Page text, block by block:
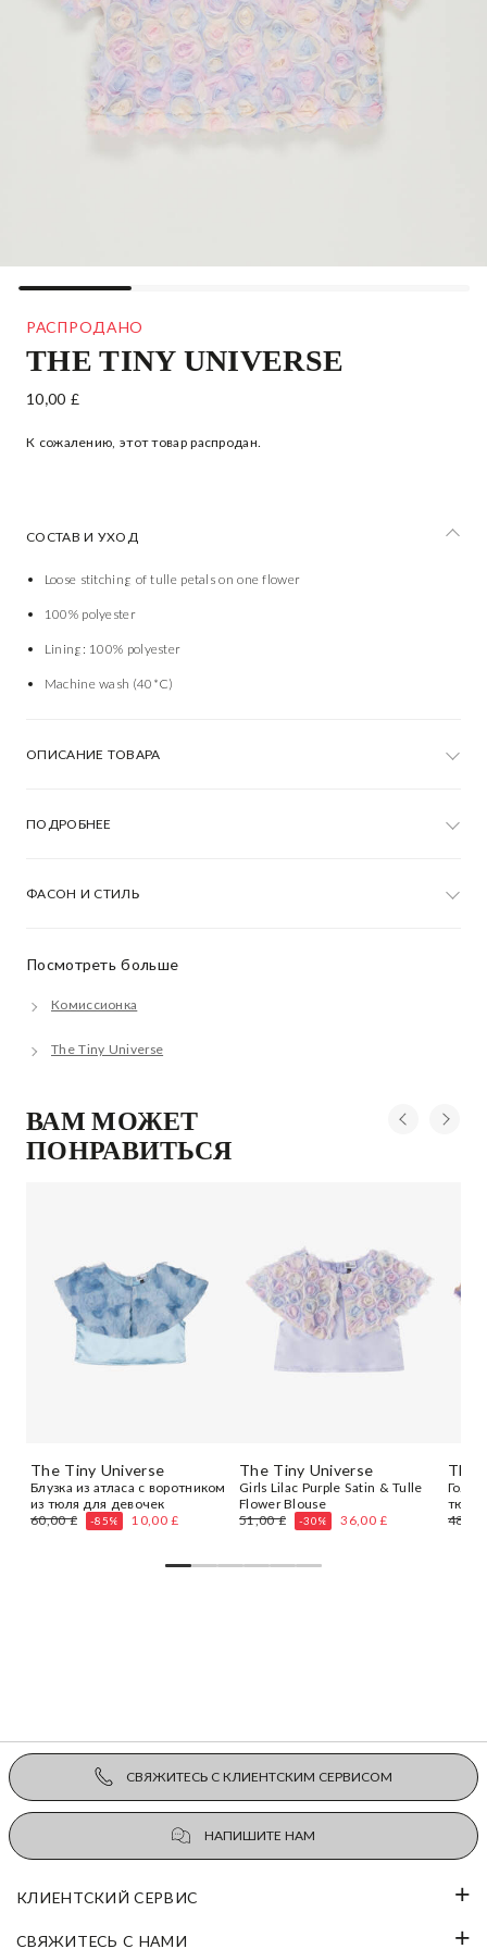
РАСПРОДАНО
THE TINY UNIVERSE
PRELOVED GIRLS PASTEL BLUE TULLE FLOWER BLOUSE
10,00 £
К сожалению, этот товар распродан.
Посмотреть больше
Комиссионка
The Tiny Universe
СОСТАВ И УХОД
Loose stitching of tulle petals on one flower
100% polyester
Lining: 100% polyester
Machine wash (40*C)
ОПИСАНИЕ ТОВАРА
ПОДРОБНЕЕ
ФАСОН И СТИЛЬ
ВАМ МОЖЕТ
ПОНРАВИТЬСЯ
The Tiny Universe
Блузка из атласа с воротником
из тюля для девочек
60,00 £
-85% 10,00 £
The Tiny Universe
Girls Lilac Purple Satin & Tulle
Flower Blouse
51,00 £
-30% 36,00 £
The
тюля
48,00
СВЯЖИТЕСЬ С КЛИЕНТСКИМ СЕРВИСОМ
НАПИШИТЕ НАМ
КЛИЕНТСКИЙ СЕРВИС
СВЯЖИТЕСЬ С НАМИ